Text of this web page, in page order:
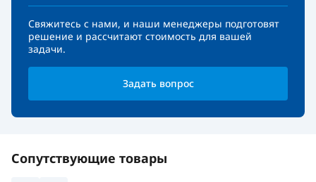
Свяжитесь с нами, и наши менеджеры подготовят
решение и рассчитают стоимость для вашей
задачи.
Задать вопрос
Сопутствующие товары